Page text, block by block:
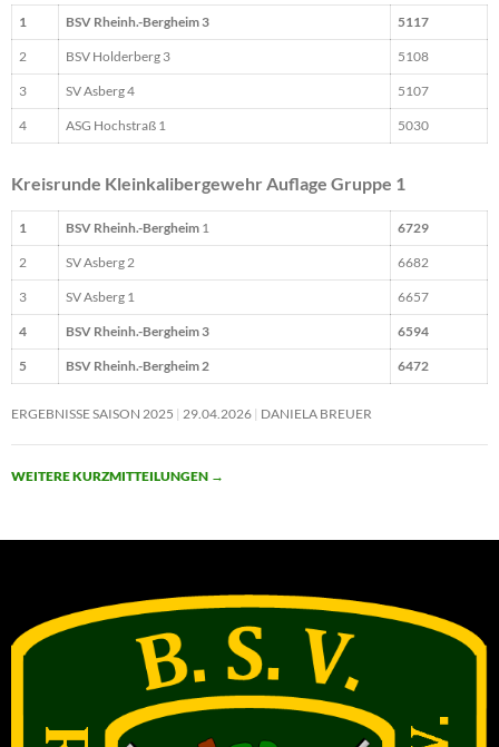
1 BSV Rheinh.-Bergheim 3 5117
2 BSV Holderberg 3 5108
3 SV Asberg 4 5107
4 ASG Hochstraß 1 5030
Kreisrunde Kleinkalibergewehr Auflage Gruppe 1
1 BSV Rheinh.-Bergheim 1 6729
2 SV Asberg 2 6682
3 SV Asberg 1 6657
4 BSV Rheinh.-Bergheim 3 6594
5 BSV Rheinh.-Bergheim 2 6472
ERGEBNISSE SAISON 2025 29.04.2026 DANIELA BREUER
WEITERE KURZMITTEILUNGEN →